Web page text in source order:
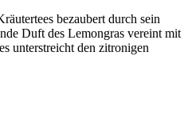
bezaubert durch sein
Duft des Lemongras vereint mit
unterstreicht den zitronigen